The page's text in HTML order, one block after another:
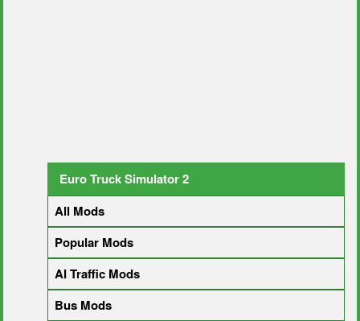
Euro Truck Simulator 2
All Mods
Popular Mods
AI Traffic Mods
Bus Mods